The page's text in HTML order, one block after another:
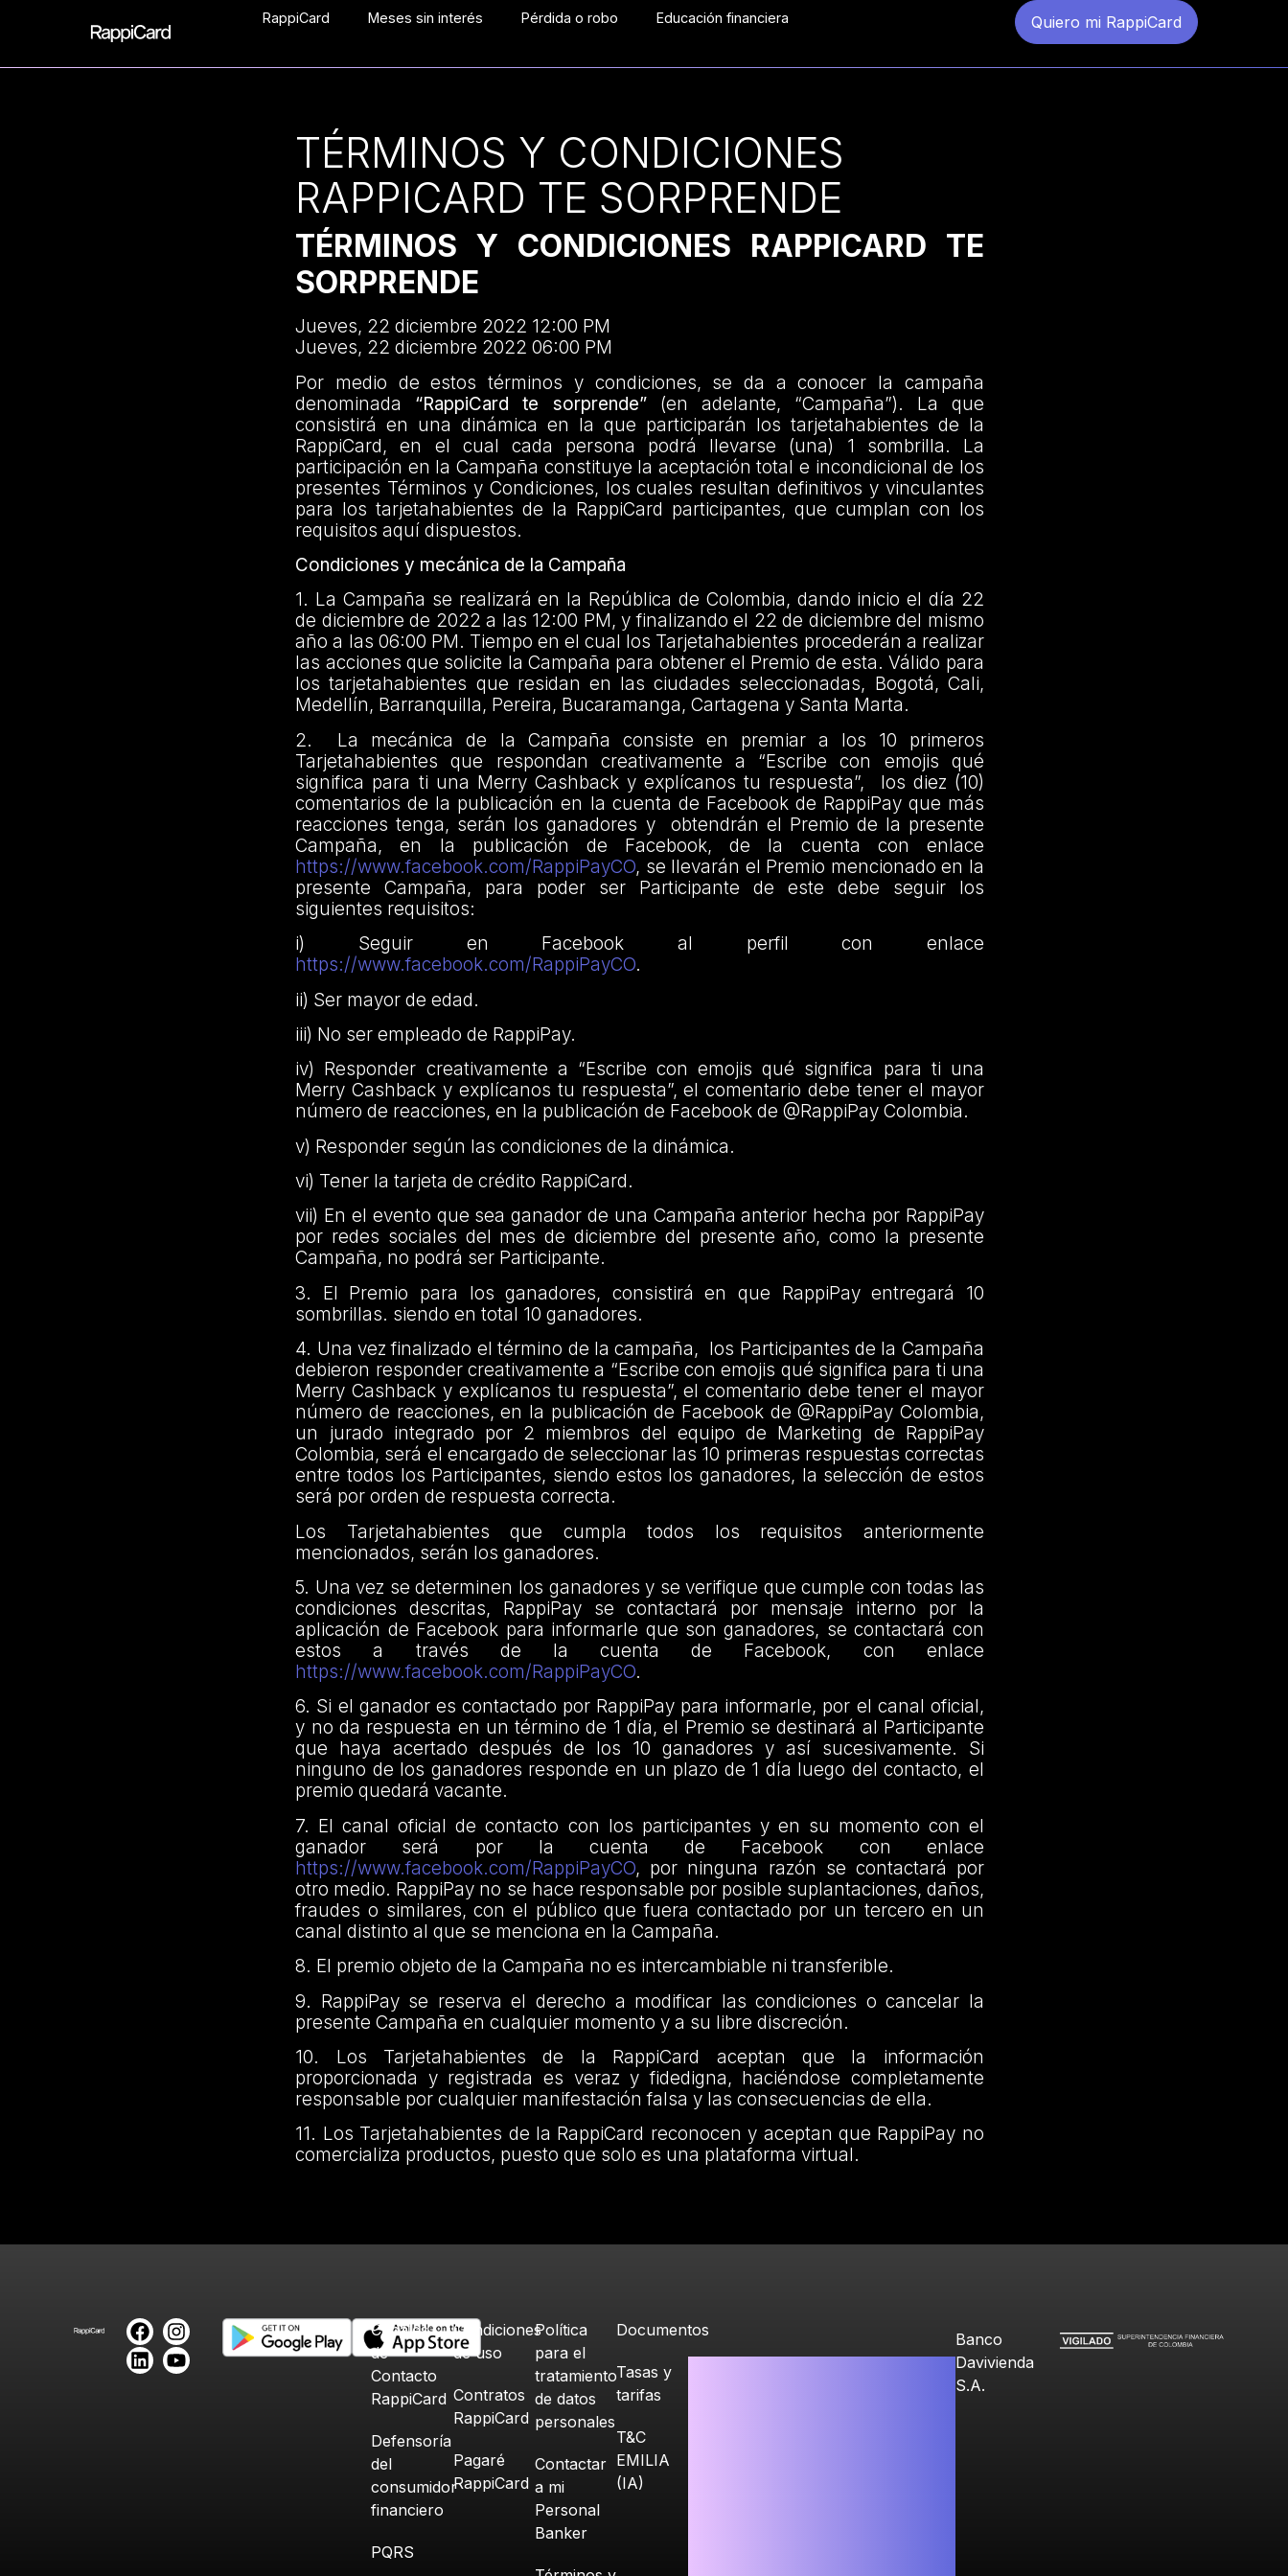
RappiCard Meses sin interés Pérdida o robo Educación financiera Quiero mi RappiCard
TÉRMINOS Y CONDICIONES
RAPPICARD TE SORPRENDE
TÉRMINOS Y CONDICIONES RAPPICARD TE
SORPRENDE
Jueves, 22 diciembre 2022 12:00 PM
Jueves, 22 diciembre 2022 06:00 PM
Por medio de estos términos y condiciones, se da a conocer la campaña
denominada “RappiCard te sorprende”(en adelante, “Campaña”). La que
consistirá en una dinámica en la que participarán los tarjetahabientes de la
RappiCard, en el cual cada persona podrá llevarse (una) 1 sombrilla. La
participación en la Campaña constituye la aceptación total e incondicional de los
presentes Términos y Condiciones, los cuales resultan definitivos y vinculantes
para los tarjetahabientes de la RappiCard participantes, que cumplan con los
requisitos aquí dispuestos.
Condiciones y mecánica de la Campaña
1. La Campaña se realizará en la República de Colombia, dando inicio el día 22
de diciembre de 2022 a las 12:00 PM, y finalizando el 22 de diciembre del mismo
año a las 06:00 PM. Tiempo en el cual los Tarjetahabientes procederán a realizar
las acciones que solicite la Campaña para obtener el Premio de esta. Válido para
los tarjetahabientes que residan en las ciudades seleccionadas, Bogotá, Cali,
Medellín, Barranquilla, Pereira, Bucaramanga, Cartagena y Santa Marta.
2. La mecánica de la Campaña consiste en premiar a los 10 primeros
Tarjetahabientes que respondan creativamente a “Escribe con emojis qué
significa para ti una Merry Cashback y explícanos tu respuesta”, los diez (10)
comentarios de la publicación en la cuenta de Facebook de RappiPay que más
reacciones tenga, serán los ganadores y obtendrán el Premio de la presente
Campaña, en la publicación de Facebook, de la cuenta con enlace
https://www.facebook.com/RappiPayCO, se llevarán el Premio mencionado en la
presente Campaña, para poder ser Participante de este debe seguir los
siguientes requisitos:
i) Seguir en Facebook al perfil con enlace
https://www.facebook.com/RappiPayCO.
ii) Ser mayor de edad.
iii) No ser empleado de RappiPay.
iv) Responder creativamente a “Escribe con emojis qué significa para ti una
Merry Cashback y explícanos tu respuesta”, el comentario debe tener el mayor
número de reacciones, en la publicación de Facebook de @RappiPay Colombia.
v) Responder según las condiciones de la dinámica.
vi) Tener la tarjeta de crédito RappiCard.
vii) En el evento que sea ganador de una Campaña anterior hecha por RappiPay
por redes sociales del mes de diciembre del presente año, como la presente
Campaña, no podrá ser Participante.
3. El Premio para los ganadores, consistirá en que RappiPay entregará 10
sombrillas. siendo en total 10 ganadores.
4. Una vez finalizado el término de la campaña, los Participantes de la Campaña
debieron responder creativamente a “Escribe con emojis qué significa para ti una
Merry Cashback y explícanos tu respuesta”, el comentario debe tener el mayor
número de reacciones, en la publicación de Facebook de @RappiPay Colombia,
un jurado integrado por 2 miembros del equipo de Marketing de RappiPay
Colombia, será el encargado de seleccionar las 10 primeras respuestas correctas
entre todos los Participantes, siendo estos los ganadores, la selección de estos
será por orden de respuesta correcta.
Los Tarjetahabientes que cumpla todos los requisitos anteriormente
mencionados, serán los ganadores.
5. Una vez se determinen los ganadores y se verifique que cumple con todas las
condiciones descritas, RappiPay se contactará por mensaje interno por la
aplicación de Facebook para informarle que son ganadores, se contactará con
estos a través de la cuenta de Facebook, con enlace
https://www.facebook.com/RappiPayCO.
6. Si el ganador es contactado por RappiPay para informarle, por el canal oficial,
y no da respuesta en un término de 1 día, el Premio se destinará al Participante
que haya acertado después de los 10 ganadores y así sucesivamente. Si
ninguno de los ganadores responde en un plazo de 1 día luego del contacto, el
premio quedará vacante.
7. El canal oficial de contacto con los participantes y en su momento con el
ganador será por la cuenta de Facebook con enlace
https://www.facebook.com/RappiPayCO, por ninguna razón se contactará por
otro medio. RappiPay no se hace responsable por posible suplantaciones, daños,
fraudes o similares, con el público que fuera contactado por un tercero en un
canal distinto al que se menciona en la Campaña.
8. El premio objeto de la Campaña no es intercambiable ni transferible.
9. RappiPay se reserva el derecho a modificar las condiciones o cancelar la
presente Campaña en cualquier momento y a su libre discreción.
10. Los Tarjetahabientes de la RappiCard aceptan que la información
proporcionada y registrada es veraz y fidedigna, haciéndose completamente
responsable por cualquier manifestación falsa y las consecuencias de ella.
11. Los Tarjetahabientes de la RappiCard reconocen y aceptan que RappiPay no
comercializa productos, puesto que solo es una plataforma virtual.
Canales
de
Contacto
RappiCard
Defensoría
del
consumidor
financiero
PQRS
Condiciones
de uso
Contratos
RappiCard
Pagaré
RappiCard
Política
para el
tratamiento
de datos
personales
Contactar
a mi
Personal
Banker
Documentos
Tasas y
tarifas
T&C
EMILIA
(IA)
Banco
Davivienda
S.A.